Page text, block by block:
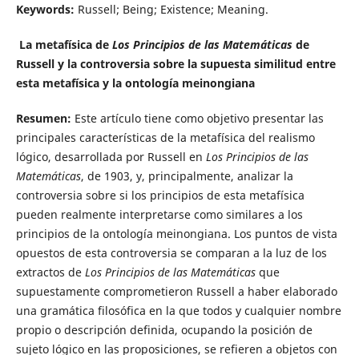
Keywords: Russell; Being; Existence; Meaning.
La metafísica de Los Principios de las Matemáticasde
Russell y la controversia sobre la supuesta similitud entre
esta metafísica y la ontología meinongiana
Resumen: Este artículo tiene como objetivo presentar las
principales características de la metafísica del realismo
lógico, desarrollada por Russell en Los Principios de las
Matemáticas, de 1903, y, principalmente, analizar la
controversia sobre si los principios de esta metafísica
pueden realmente interpretarse como similares a los
principios de la ontología meinongiana. Los puntos de vista
opuestos de esta controversia se comparan a la luz de los
extractos de Los Principios de las Matemáticasque
supuestamente comprometieron Russell a haber elaborado
una gramática filosófica en la que todos y cualquier nombre
propio o descripción definida, ocupando la posición de
sujeto lógico en las proposiciones, se refieren a objetos con